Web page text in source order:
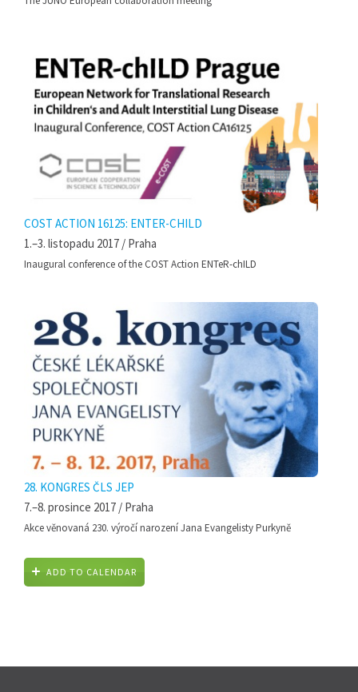
COST ACTION 16125: ENTER-CHILD
1.–3. listopadu 2017 / Praha
Inaugural conference of the COST Action ENTeR-chILD
28. KONGRES ČLS JEP
7.–8. prosince 2017 / Praha
Akce věnovaná 230. výročí narození Jana Evangelisty Purkyně
ADD TO CALENDAR